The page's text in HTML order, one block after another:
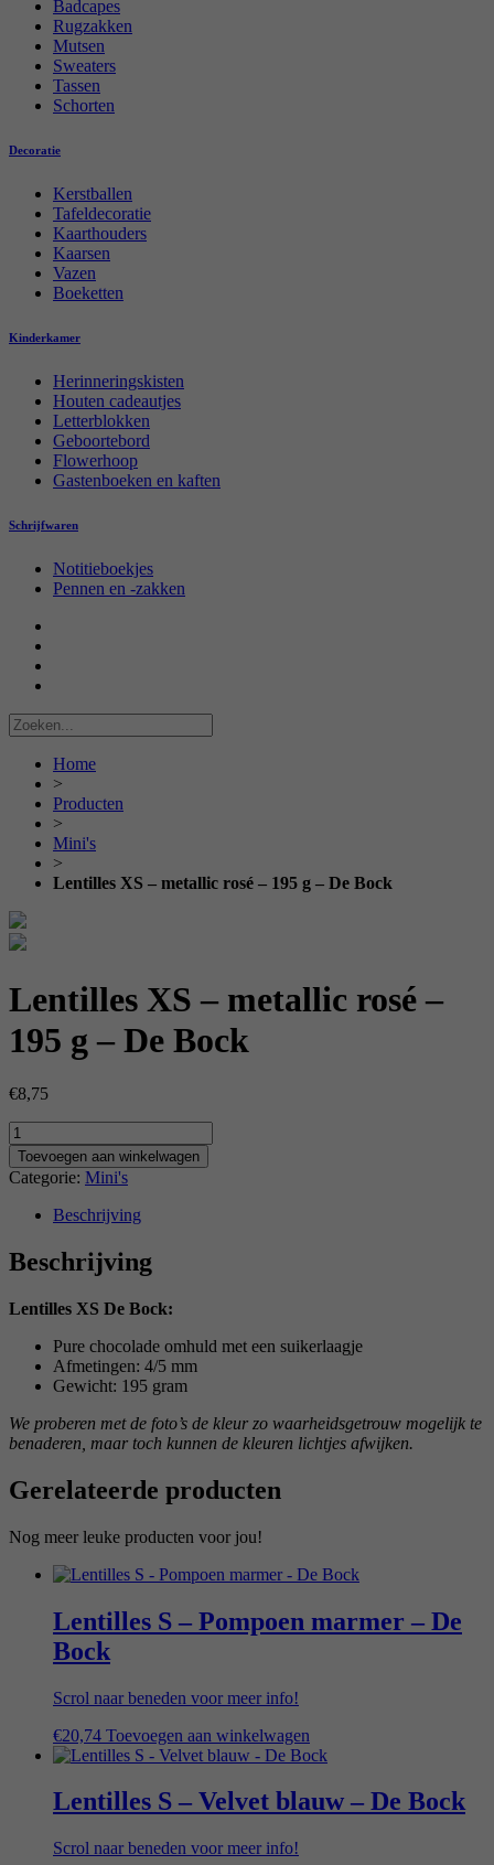
Badcapes
Rugzakken
Mutsen
Sweaters
Tassen
Schorten
Decoratie
Kerstballen
Tafeldecoratie
Kaarthouders
Kaarsen
Vazen
Boeketten
Kinderkamer
Herinneringskisten
Houten cadeautjes
Letterblokken
Geboortebord
Flowerhoop
Gastenboeken en kaften
Schrijfwaren
Notitieboekjes
Pennen en -zakken
Home
>
Producten
>
Mini's
>
Lentilles XS – metallic rosé – 195 g – De Bock
Lentilles XS – metallic rosé –
195 g – De Bock
€8,75
Aantal
Toevoegen aan winkelwagen
Categorie: Mini's
Beschrijving
Beschrijving
Lentilles XS De Bock:
Pure chocolade omhuld met een suikerlaagje
Afmetingen: 4/5 mm
Gewicht: 195 gram
We proberen met de foto’s de kleur zo waarheidsgetrouw mogelijk te
benaderen, maar toch kunnen de kleuren lichtjes afwijken.
Gerelateerde producten
Nog meer leuke producten voor jou!
Lentilles S – Pompoen marmer – De
Bock
Scrol naar beneden voor meer info!
€20,74 Toevoegen aan winkelwagen
Lentilles S – Velvet blauw – De Bock
Scrol naar beneden voor meer info!